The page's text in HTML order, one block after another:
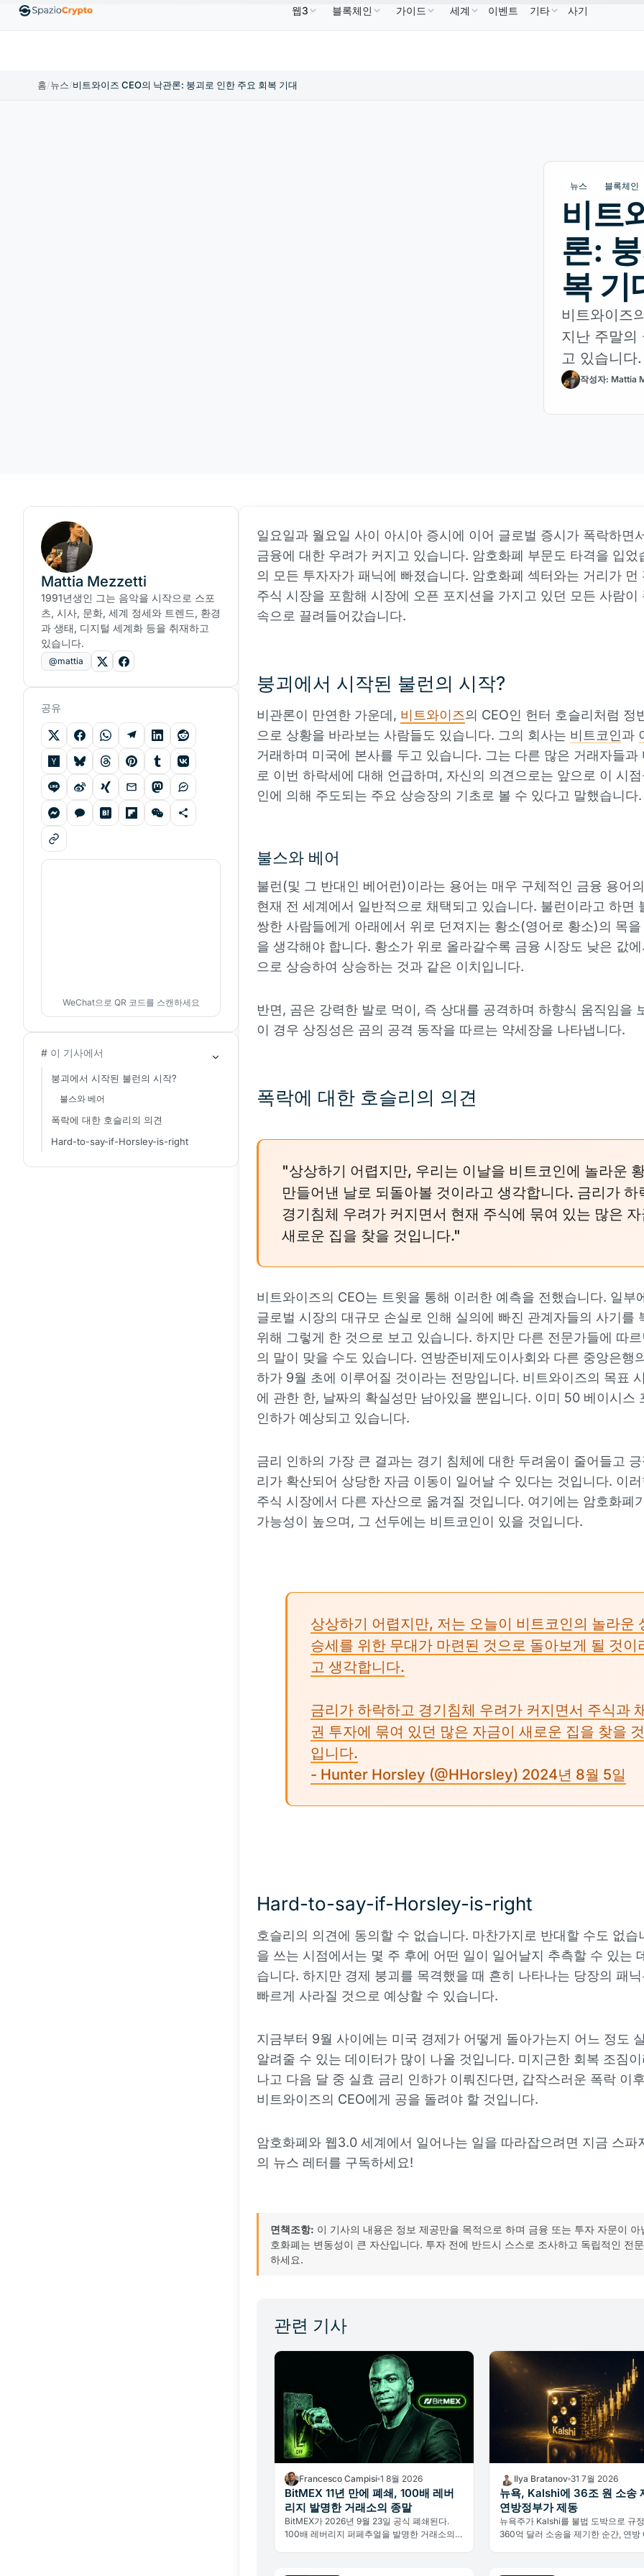
EthereumETHUS$1,880.58 BNB BNBUS$586.64 ↑2.10% USDC USDCUS$0.9995↑0.00% XRP XRP US$1.09
웹3 블록체인 가이드 세계 이벤트 기타 사기
홈/뉴스/비트와이즈 CEO의 낙관론: 붕괴로 인한 주요 회복 기대
뉴스 블록체인
비트
론:
복 기
비트와이즈
지난 주말의
고 있습니다.
작성자: Mattia
일요일과 월요일 사이 아시아 증시에 이어 글로벌 증시가 폭락하면
금융에 대한 우려가 커지고 있습니다. 암호화폐 부문도 타격을 입었
의 모든 투자자가 패닉에 빠졌습니다. 암호화폐 섹터와는 거리가 먼
주식 시장을 포함해 시장에 오픈 포지션을 가지고 있던 모든 사람이
속으로 끌려들어갔습니다.
붕괴에서 시작된 불런의 시작?
비관론이 만연한 가운데, 비트와이즈의 CEO인 헌터 호슬리처럼 정
으로 상황을 바라보는 사람들도 있습니다. 그의 회사는 비트코인과
거래하며 미국에 본사를 두고 있습니다. 그는 다른 많은 거래자들과
로 이번 하락세에 대해 언급하며, 자신의 의견으로는 앞으로 이 시점
인에 의해 주도되는 주요 상승장의 기초로 볼 수 있다고 말했습니다.
불스와 베어
불런(및 그 반대인 베어런)이라는 용어는 매우 구체적인 금융 용어
현재 전 세계에서 일반적으로 채택되고 있습니다. 불런이라고 하면
쌍한 사람들에게 아래에서 위로 던져지는 황소(영어로 황소)의 목을
을 생각해야 합니다. 황소가 위로 올라갈수록 금융 시장도 낮은 값
으로 상승하여 상승하는 것과 같은 이치입니다.
반면, 곰은 강력한 발로 먹이, 즉 상대를 공격하며 하향식 움직임을
이 경우 상징성은 곰의 공격 동작을 따르는 약세장을 나타냅니다.
폭락에 대한 호슬리의 의견
"상상하기 어렵지만, 우리는 이날을 비트코인에 놀라운
만들어낸 날로 되돌아볼 것이라고 생각합니다. 금리가 하
경기침체 우려가 커지면서 현재 주식에 묶여 있는 많은 자
새로운 집을 찾을 것입니다."
비트와이즈의 CEO는 트윗을 통해 이러한 예측을 전했습니다. 일부
글로벌 시장의 대규모 손실로 인해 실의에 빠진 관계자들의 사기를
위해 그렇게 한 것으로 보고 있습니다. 하지만 다른 전문가들에 따르
의 말이 맞을 수도 있습니다. 연방준비제도이사회와 다른 중앙은행
하가 9월 초에 이루어질 것이라는 전망입니다. 비트와이즈의 목표
에 관한 한, 날짜의 확실성만 남아있을 뿐입니다. 이미 50 베이시스
인하가 예상되고 있습니다.
금리 인하의 가장 큰 결과는 경기 침체에 대한 두려움이 줄어들고 긍
리가 확산되어 상당한 자금 이동이 일어날 수 있다는 것입니다. 이
주식 시장에서 다른 자산으로 옮겨질 것입니다. 여기에는 암호화폐
가능성이 높으며, 그 선두에는 비트코인이 있을 것입니다.
상상하기 어렵지만, 저는 오늘이 비트코인의 놀라운
승세를 위한 무대가 마련된 것으로 돌아보게 될 것이
고 생각합니다.
금리가 하락하고 경기침체 우려가 커지면서 주식과
권 투자에 묶여 있던 많은 자금이 새로운 집을 찾을 것
입니다.
- Hunter Horsley (@HHorsley) 2024년 8월 5일
Hard-to-say-if-Horsley-is-right
호슬리의 의견에 동의할 수 없습니다. 마찬가지로 반대할 수도 없습
을 쓰는 시점에서는 몇 주 후에 어떤 일이 일어날지 추측할 수 있는
습니다. 하지만 경제 붕괴를 목격했을 때 흔히 나타나는 당장의 패
빠르게 사라질 것으로 예상할 수 있습니다.
지금부터 9월 사이에는 미국 경제가 어떻게 돌아가는지 어느 정도
알려줄 수 있는 데이터가 많이 나올 것입니다. 미지근한 회복 조짐
나고 다음 달 중 실효 금리 인하가 이뤄진다면, 갑작스러운 폭락 이
비트와이즈의 CEO에게 공을 돌려야 할 것입니다.
암호화폐와 웹3.0 세계에서 일어나는 일을 따라잡으려면 지금 스파
의 뉴스 레터를 구독하세요!
면책조항: 이 기사의 내용은 정보 제공만을 목적으로 하며 금융 또는 투자 자문이 아
호화폐는 변동성이 큰 자산입니다. 투자 전에 반드시 스스로 조사하고 독립적인 전
하세요.
관련 기사
Francesco Campisi 1 8월 2026
BitMEX 11년 만에 폐쇄, 100배 레버
리지 발명한 거래소의 종말
BitMEX가 2026년 9월 23일 공식 폐쇄된다.
100배 레버리지 퍼페추얼을 발명한 거래소의
Ilya Bratanov 31 7월 2026
뉴욕, Kalshi에 36조 원 소송
연방정부가 제동
뉴욕주가 Kalshi를 불법 도박으로 규
360억 달러 소송을 제기한 순간, 연방
Mattia Mezzetti
1991년생인 그는 음악을 시작으로 스포
츠, 시사, 문화, 세계 정세와 트렌드, 환경
과 생태, 디지털 세계화 등을 취재하고
있습니다.
@mattia
공유
WeChat으로 QR 코드를 스캔하세요
# 이 기사에서
붕괴에서 시작된 불런의 시작?
불스와 베어
폭락에 대한 호슬리의 의견
Hard-to-say-if-Horsley-is-right